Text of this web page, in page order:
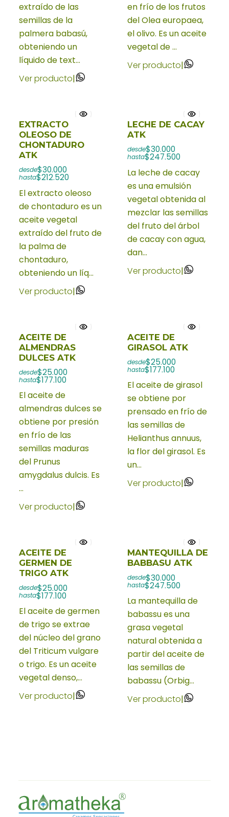
extraído de las
semillas de la
palmera babasú,
obteniendo un
líquido de text...
Ver producto|
en frío de los frutos
del Olea europaea,
el olivo. Es un aceite
vegetal de ...
Ver producto|
EXTRACTO
OLEOSO DE
CHONTADURO
ATK
desde$30.000
hasta$212.520
El extracto oleoso
de chontaduro es un
aceite vegetal
extraído del fruto de
la palma de
chontaduro,
obteniendo un líq...
Ver producto|
LECHE DE CACAY
ATK
desde$30.000
hasta$247.500
La leche de cacay
es una emulsión
vegetal obtenida al
mezclar las semillas
del fruto del árbol
de cacay con agua,
dan...
Ver producto|
ACEITE DE
ALMENDRAS
DULCES ATK
desde$25.000
hasta$177.100
El aceite de
almendras dulces se
obtiene por presión
en frío de las
semillas maduras
del Prunus
amygdalus dulcis. Es
...
Ver producto|
ACEITE DE
GIRASOL ATK
desde$25.000
hasta$177.100
El aceite de girasol
se obtiene por
prensado en frío de
las semillas de
Helianthus annuus,
la flor del girasol. Es
un...
Ver producto|
ACEITE DE
GERMEN DE
TRIGO ATK
desde$25.000
hasta$177.100
El aceite de germen
de trigo se extrae
del núcleo del grano
del Triticum vulgare
o trigo. Es un aceite
vegetal denso,...
Ver producto|
MANTEQUILLA DE
BABBASU ATK
desde$30.000
hasta$247.500
La mantequilla de
babassu es una
grasa vegetal
natural obtenida a
partir del aceite de
las semillas de
babassu (Orbig...
Ver producto|